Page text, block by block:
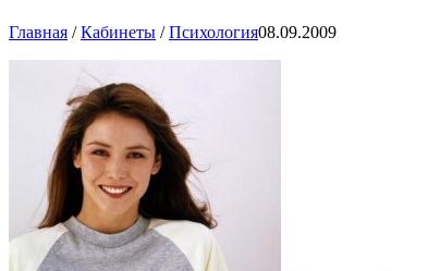
Главная /Кабинеты /Психология08.09.2009